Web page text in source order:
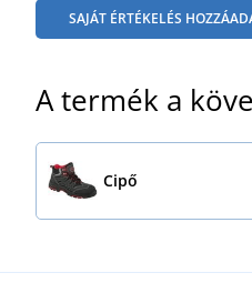
SAJÁT ÉRTÉKELÉS
A termék a
Cipő